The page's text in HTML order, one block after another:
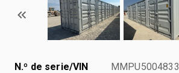
N.º de serie/VIN MMPU5004833